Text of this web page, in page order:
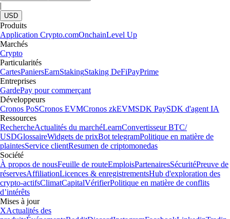
|
USD
Produits
Application Crypto.comOnchainLevel Up
Marchés
Crypto
Particularités
CartesPaniersEarnStakingStaking DeFiPayPrime
Entreprises
GardePay pour commerçant
Développeurs
Cronos PoSCronos EVMCronos zkEVMSDK PaySDK d'agent IA
Ressources
RechercheActualités du marchéLearnConvertisseur BTC/
USDGlossaireWidgets de prixBot telegramPolitique en matière de
plaintesService clientResumen de criptomonedas
Société
À propos de nousFeuille de routeEmploisPartenairesSécuritéPreuve de
réservesAffiliationLicences & enregistrementsHub d'exploration des
crypto-actifsClimatCapitalVérifierPolitique en matière de conflits
d’intérêts
Mises à jour
XActualités des